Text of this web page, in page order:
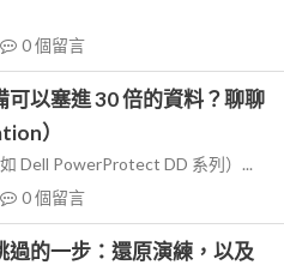
0個留言
以塞進 30 倍的資料？聊聊
）
Dell PowerProtect DD 系列）...
0個留言
的一步：還原演練，以及